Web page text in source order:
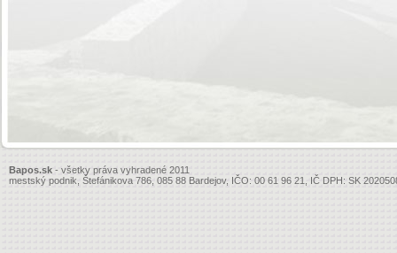
Bapos.sk - všetky práva vyhradené 2011
mestský podnik, Štefánikova 786, 085 88 Bardejov, IČO: 00 61 96 21, IČ DPH: SK